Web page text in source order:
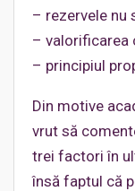
– rezervele nu
– valorificarea
– principiul
Din motive
vrut să
trei factori în
însă faptul că